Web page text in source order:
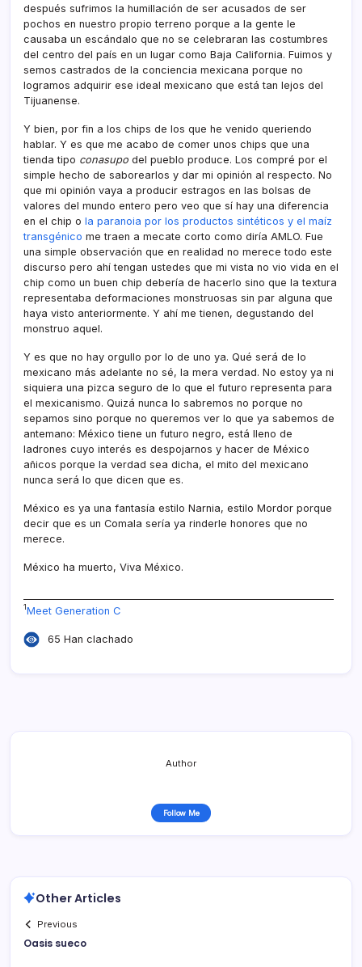
después sufrimos la humillación de ser acusados de ser
pochos en nuestro propio terreno porque a la gente le
causaba un escándalo que no se celebraran las costumbres
del centro del paí­s en un lugar como Baja California. Fuimos y
semos castrados de la conciencia mexicana porque no
logramos adquirir ese ideal mexicano que está tan lejos del
Tijuanense.
Y bien, por fin a los chips de los que he venido queriendo
hablar. Y es que me acabo de comer unos chips que una
tienda tipo conasupo del pueblo produce. Los compré por el
simple hecho de saborearlos y dar mi opinión al respecto. No
que mi opinión vaya a producir estragos en las bolsas de
valores del mundo entero pero veo que sí­ hay una diferencia
en el chip o la paranoia por los productos sintéticos y el maí­z
transgénico me traen a mecate corto como dirí­a AMLO. Fue
una simple observación que en realidad no merece todo este
discurso pero ahí­ tengan ustedes que mi vista no vio vida en el
chip como un buen chip deberí­a de hacerlo sino que la textura
representaba deformaciones monstruosas sin par alguna que
haya visto anteriormente. Y ahí­ me tienen, degustando del
monstruo aquel.
Y es que no hay orgullo por lo de uno ya. Qué será de lo
mexicano más adelante no sé, la mera verdad. No estoy ya ni
siquiera una pizca seguro de lo que el futuro representa para
el mexicanismo. Quizá nunca lo sabremos no porque no
sepamos sino porque no queremos ver lo que ya sabemos de
antemano: México tiene un futuro negro, está lleno de
ladrones cuyo interés es despojarnos y hacer de México
añicos porque la verdad sea dicha, el mito del mexicano
nunca será lo que dicen que es.
México es ya una fantasí­a estilo Narnia, estilo Mordor porque
decir que es un Comala serí­a ya rinderle honores que no
merece.
México ha muerto, Viva México.
1Meet Generation C
65 Han clachado
Author
Follow Me
Other Articles
Previous
Oasis sueco